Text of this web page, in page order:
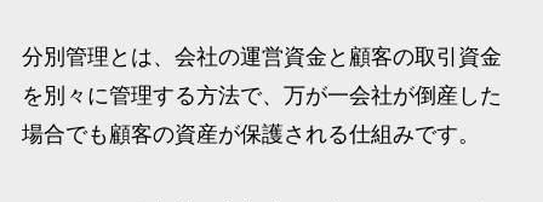
分別管理とは、会社の運営資金と顧客の取引資金
を別々に管理する方法で、万が一会社が倒産した
場合でも顧客の資産が保護される仕組みです。